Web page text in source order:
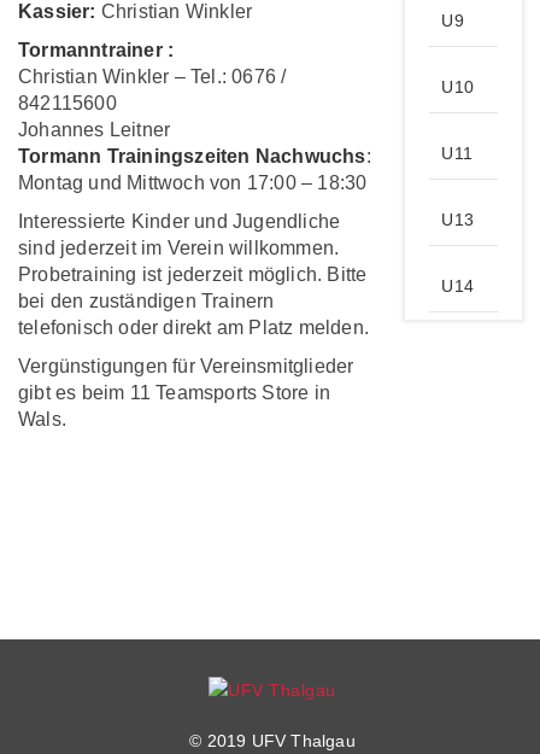
Kassier: Christian Winkler
Tormanntrainer :
Christian Winkler – Tel.: 0676 /
842115600
Johannes Leitner
Tormann Trainingszeiten Nachwuchs:
Montag und Mittwoch von 17:00 – 18:30
Interessierte Kinder und Jugendliche
sind jederzeit im Verein willkommen.
Probetraining ist jederzeit möglich. Bitte
bei den zuständigen Trainern
telefonisch oder direkt am Platz melden.
Vergünstigungen für Vereinsmitglieder
gibt es beim 11 Teamsports Store in
Wals.
U9
U10
U11
U13
U14
© 2019 UFV Thalgau